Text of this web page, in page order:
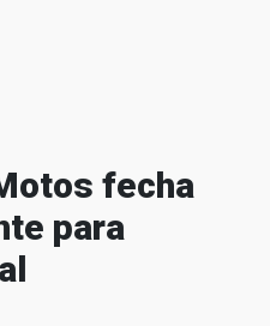
fecha
para